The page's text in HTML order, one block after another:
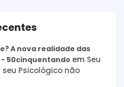
A nova realidade das
50cinquentando em Seu
Psicológico não